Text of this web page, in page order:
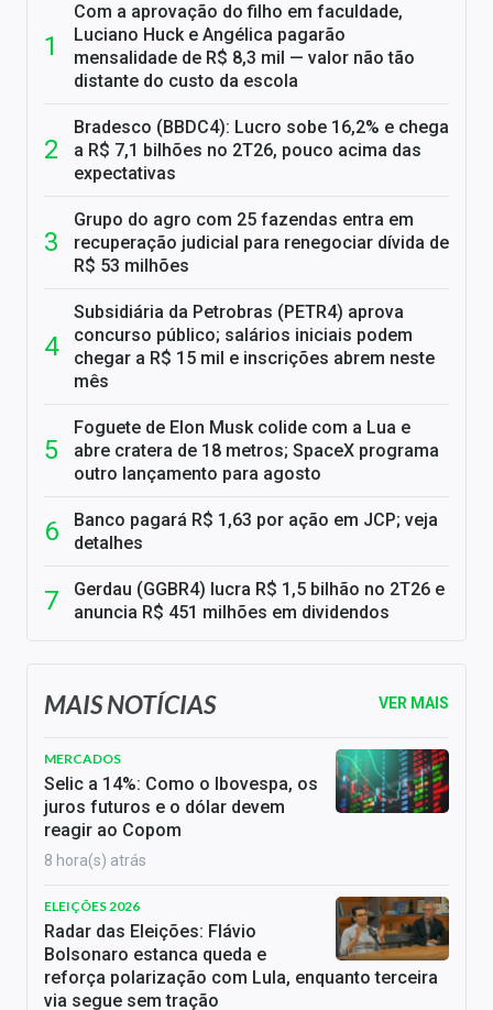
Com a aprovação do filho em faculdade,
Luciano Huck e Angélica pagarão
mensalidade de R$ 8,3 mil — valor não tão
distante do custo da escola
Bradesco (BBDC4): Lucro sobe 16,2% e chega
a R$ 7,1 bilhões no 2T26, pouco acima das
expectativas
Grupo do agro com 25 fazendas entra em
recuperação judicial para renegociar dívida de
R$ 53 milhões
Subsidiária da Petrobras (PETR4) aprova
concurso público; salários iniciais podem
chegar a R$ 15 mil e inscrições abrem neste
mês
Foguete de Elon Musk colide com a Lua e
abre cratera de 18 metros; SpaceX programa
outro lançamento para agosto
Banco pagará R$ 1,63 por ação em JCP; veja
detalhes
Gerdau (GGBR4) lucra R$ 1,5 bilhão no 2T26 e
anuncia R$ 451 milhões em dividendos
MAIS NOTÍCIAS VER MAIS
MERCADOS
Selic a 14%: Como o Ibovespa, os
juros futuros e o dólar devem
reagir ao Copom
8 hora(s) atrás
ELEIÇÕES 2026
Radar das Eleições: Flávio
Bolsonaro estanca queda e
reforça polarização com Lula, enquanto terceira
via segue sem tração